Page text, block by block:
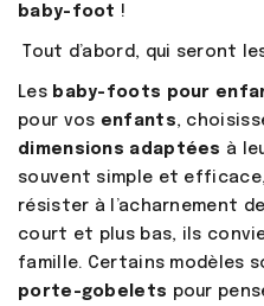
baby-foot !
Tout d’abord, qui seront
Les baby-foots pour
pour vos enfants,
dimensions adaptées à
souvent simple et
résister à l’acharnement
court et plus bas, ils
famille. Certains modèles
porte-gobelets pour